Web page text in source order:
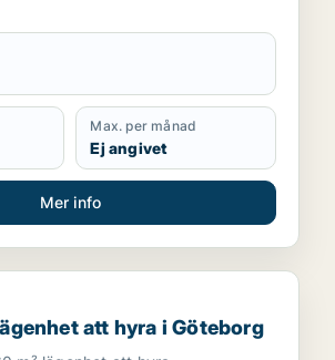
Max. per månad
Ej angivet
Mer info
att hyra i Göteborg
att hyra i Göteborg